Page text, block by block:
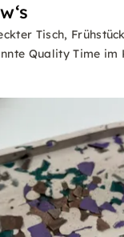
Tisch,
Quality Time im